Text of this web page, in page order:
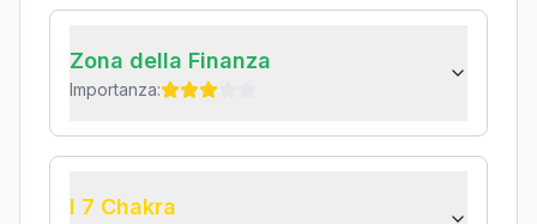
Zona della Finanza
Importanza:
I 7 Chakra